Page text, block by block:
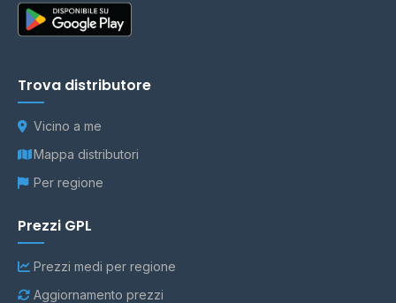
Trova distributore
Vicino a me
Mappa distributori
Per regione
Prezzi GPL
Prezzi medi per regione
Aggiornamento prezzi